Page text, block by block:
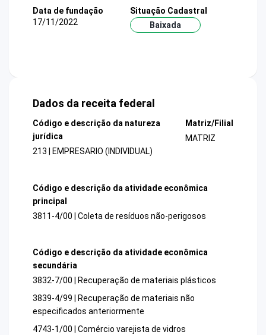
Data de fundação
17/11/2022
Situação Cadastral
Baixada
Dados da receita federal
Código e descrição da natureza
jurídica
213 | EMPRESARIO (INDIVIDUAL)
Matriz/Filial
MATRIZ
Código e descrição da atividade econômica
principal
3811-4/00 | Coleta de resíduos não-perigosos
Código e descrição da atividade econômica
secundária
3832-7/00 | Recuperação de materiais plásticos
3839-4/99 | Recuperação de materiais não
especificados anteriormente
4743-1/00 | Comércio varejista de vidros